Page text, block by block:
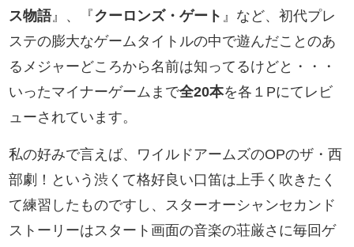
ス物語』、『クーロンズ・ゲート 』など、初代プレ
ステの膨大なゲームタイトルの中で遊んだことのあ
るメジャーどころから名前は知ってるけどと・・・
いったマイナーゲームまで全20本を各１Pにてレビ
ューされています。
私の好みで言えば、ワイルドアームズのOPのザ・西
部劇！という渋くて格好良い口笛は上手く吹きたく
て練習したものですし、スターオーシャンセカンド
ストーリーはスタート画面の音楽の荘厳さに毎回ゲ